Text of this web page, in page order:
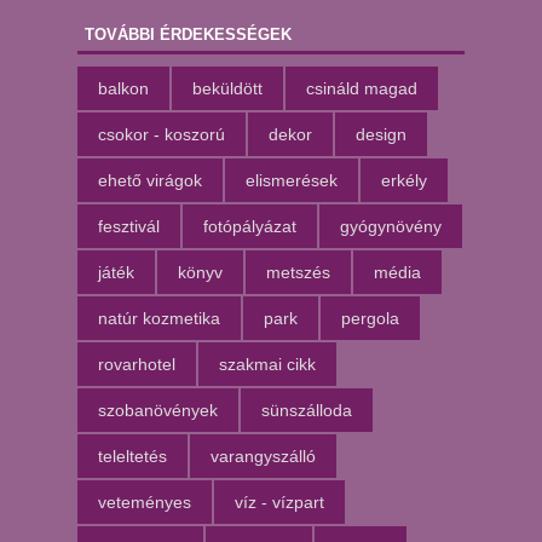
TOVÁBBI ÉRDEKESSÉGEK
balkon beküldött csináld magad
csokor - koszorú dekor design
ehető virágok elismerések erkély
fesztivál fotópályázat gyógynövény
játék könyv metszés média
natúr kozmetika park pergola
rovarhotel szakmai cikk
szobanövények sünszálloda
teleltetés varangyszálló
veteményes víz - vízpart